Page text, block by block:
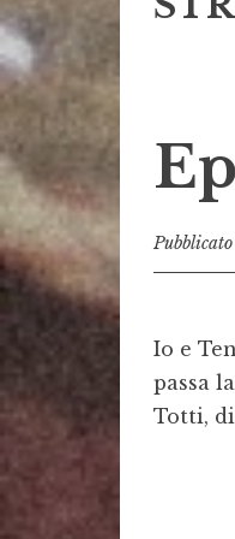
Io e
passa
Totti,